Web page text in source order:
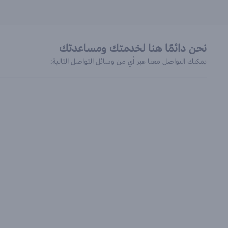
نحن دائمًا هنا لخدمتك ومساعدتك
يمكنك التواصل معنا عبر أي من وسائل التواصل التالية: